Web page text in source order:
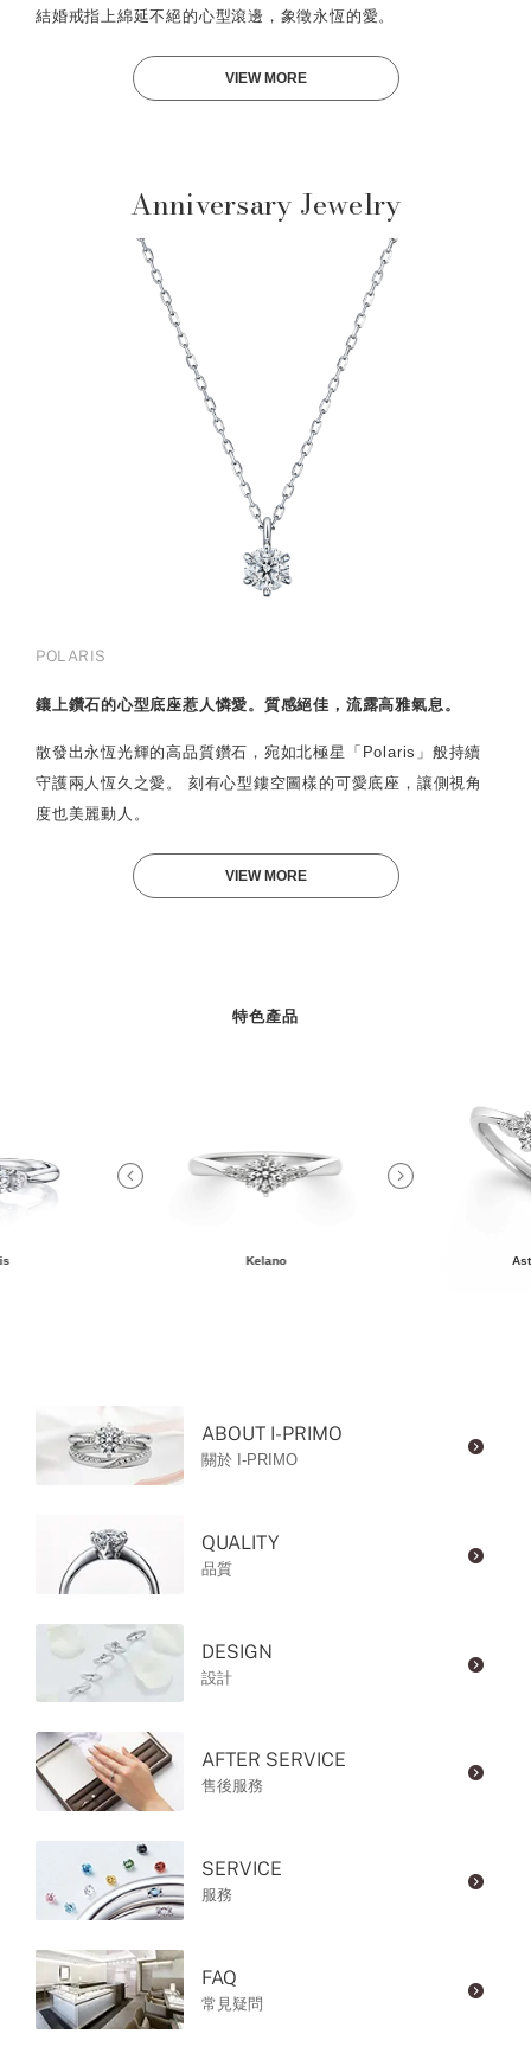
結婚戒指上綿延不絕的心型滾邊，象徵永恆的愛。
VIEW MORE
Anniversary Jewelry
POLARIS
鑲上鑽石的心型底座惹人憐愛。質感絕佳，流露高雅氣息。
散發出永恆光輝的高品質鑽石，宛如北極星「Polaris」般持續
守護兩人恆久之愛。 刻有心型鏤空圖樣的可愛底座，讓側視角
度也美麗動人。
VIEW MORE
特色產品
Kelano
ABOUT I-PRIMO
關於 I-PRIMO
QUALITY
品質
DESIGN
設計
AFTER SERVICE
售後服務
SERVICE
服務
FAQ
常見疑問